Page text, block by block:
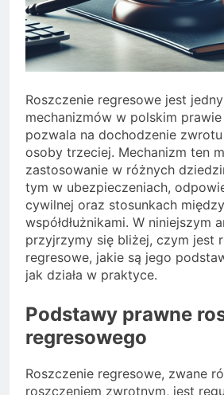
Roszczenie regresowe jest
mechanizmów w polskim
pozwala na dochodzenie
osoby trzeciej. Mechanizm ten
zastosowanie w różnych
tym w ubezpieczeniach,
cywilnej oraz stosunkach między
współdłużnikami. W niniejszym
przyjrzymy się bliżej, czym jest
regresowe, jakie są jego
jak działa w praktyce.
Podstawy prawne
regresowego
Roszczenie regresowe, zwane
roszczeniem zwrotnym, jest